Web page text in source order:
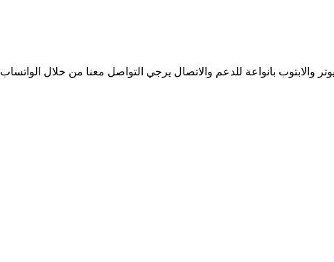
والابتوب بانواعة للدعم والاتصال يرجي التواصل معنا من خلال الواتساب